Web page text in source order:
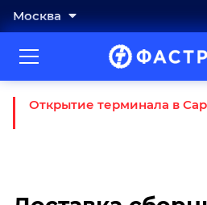
Москва
Открытие терминала в